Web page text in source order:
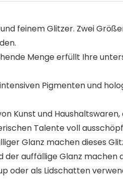
feinem Glitzer. Zwei
Menge erfüllt Ihre
Pigmenten und
Kunst und
Talente voll
Glanz machen dieses
auffällige Glanz
oder als Lidschatten